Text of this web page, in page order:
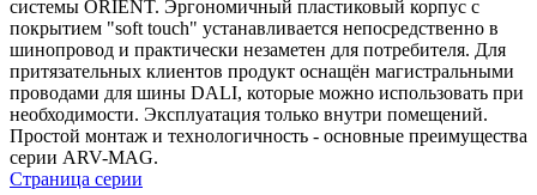
системы ORIENT. Эргономичный пластиковый корпус с
покрытием "soft touch" устанавливается непосредственно в
шинопровод и практически незаметен для потребителя. Для
притязательных клиентов продукт оснащён магистральными
проводами для шины DALI, которые можно использовать при
необходимости. Эксплуатация только внутри помещений.
Простой монтаж и технологичность - основные преимущества
серии ARV-MAG.
Страница серии